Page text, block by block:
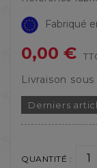
Fabriqué
0,00 €
Livraison
Derniers
QUANTITÉ :